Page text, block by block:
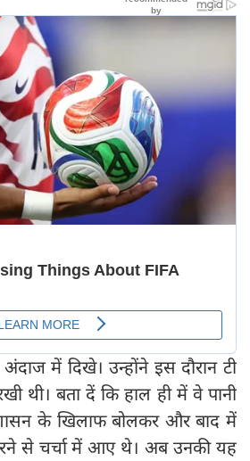
में दिखे। उन्‍होंने इस दौरान टी
थी। बता दें कि हाल ही में वे पानी
के खिलाफ बोलकर और बाद में
से चर्चा में आए थे। अब उनकी यह